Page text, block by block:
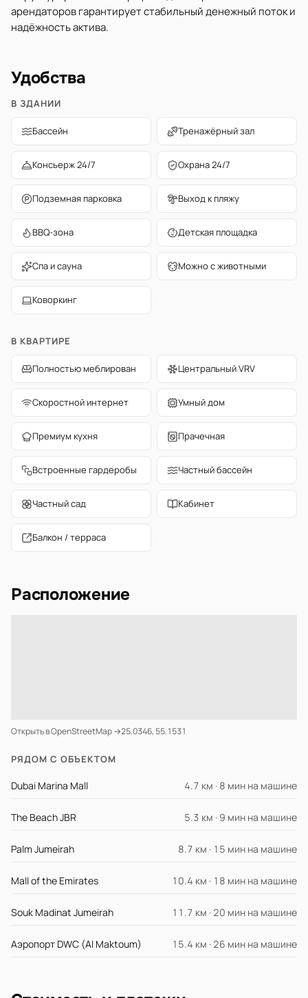
арендаторов гарантирует стабильный денежный поток и
надёжность актива.
Удобства
В ЗДАНИИ
Бассейн Тренажёрный зал
Консьерж 24/7 Охрана 24/7
Подземная парковка Выход к пляжу
BBQ-зона Детская площадка
Спа и сауна Можно с животными
Коворкинг
В КВАРТИРЕ
Полностью меблирован Центральный VRV
Скоростной интернет Умный дом
Премиум кухня Прачечная
Встроенные гардеробы Частный бассейн
Частный сад Кабинет
Балкон / терраса
Расположение
Открыть в OpenStreetMap →25.0346, 55.1531
РЯДОМ С ОБЪЕКТОМ
Dubai Marina Mall 4.7 км · 8 мин на машине
The Beach JBR 5.3 км · 9 мин на машине
Palm Jumeirah 8.7 км · 15 мин на машине
Mall of the Emirates 10.4 км · 18 мин на машине
Souk Madinat Jumeirah 11.7 км · 20 мин на машине
Аэропорт DWC (Al Maktoum) 15.4 км · 26 мин на машине